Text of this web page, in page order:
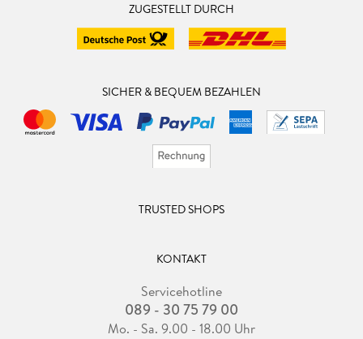
ZUGESTELLT DURCH
SICHER & BEQUEM BEZAHLEN
TRUSTED SHOPS
KONTAKT
Servicehotline
089 - 30 75 79 00
Mo. - Sa. 9.00 - 18.00 Uhr